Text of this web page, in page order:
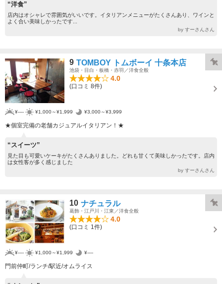
“洋食”
店内はオシャレで雰囲気がいいです。イタリアンメニューがたくさんあり、ワインと
よく合い美味しかったです...
by すーさんさん
9 TOMBOY トムボーイ 十条本店
池袋・目白・板橋・赤羽／洋食全般
4.0
(口コミ 8件)
¥---- ¥1,000～¥1,999 ¥3,000～¥3,999
★個室完備の老舗カジュアルイタリアン！★
“スイーツ”
見た目も可愛いケーキがたくさんありました。どれも甘くて美味しかったです。店内
は女性客が多く感じました
by すーさんさん
10 ナチュラル
葛飾・江戸川・江東／洋食全般
4.0
(口コミ 1件)
¥---- ¥1,000～¥1,999 ¥----
門前仲町/ランチ/駅近/オムライス